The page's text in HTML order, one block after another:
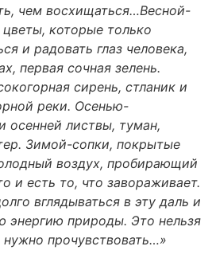
чем восхищаться…Весной-
которые только
и радовать глаз человека,
первая сочная зелень.
сирень, стланик и
реки. Осенью-
осенней листвы, туман,
Зимой-сопки, покрытые
воздух, пробирающий
и есть то, что завораживает.
вглядываться в эту даль и
энергию природы. Это нельзя
прочувствовать…»